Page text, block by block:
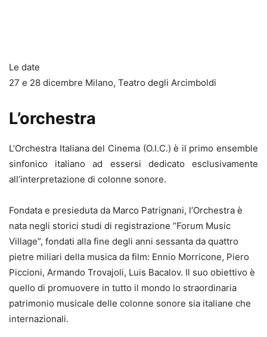
Le date
27 e 28 dicembre Milano, Teatro degli Arcimboldi
L’orchestra
L’Orchestra Italiana del Cinema (O.I.C.) è il primo ensemble
sinfonico italiano ad essersi dedicato esclusivamente
all’interpretazione di colonne sonore.
Fondata e presieduta da Marco Patrignani, l’Orchestra è
nata negli storici studi di registrazione “Forum Music
Village”, fondati alla fine degli anni sessanta da quattro
pietre miliari della musica da film: Ennio Morricone, Piero
Piccioni, Armando Trovajoli, Luis Bacalov. Il suo obiettivo è
quello di promuovere in tutto il mondo lo straordinaria
patrimonio musicale delle colonne sonore sia italiane che
internazionali.